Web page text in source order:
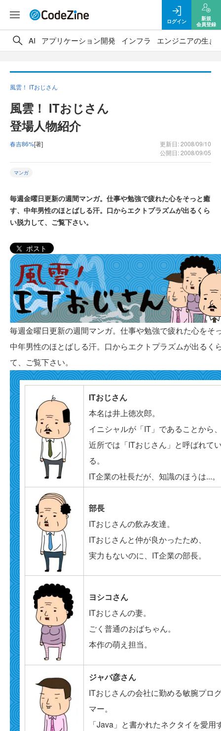
ログイン
新規
会員登録
AI アプリケーション開発 インフラ エンジニアの生き
風雲！ ITおじさん
風雲！ ITおじさん
登場人物紹介
春吉86%[著]
更新日: 2008/09/10
公開日: 2008/09/05
マンガ
毎週金曜日更新の週間マンガ。仕事や勉強で疲れた心をそっと癒
す、中年男性のほとばしる汗。口からエクトプラズムが出るくら
い脱力して、ご覧下さい。
ポスト
毎週金曜日更新の週間マンガ。仕事や勉強で疲れた心をそ
中年男性のほとばしる汗。口からエクトプラズムが出るく
て、ご覧下さい。
ITおじさん
本名は井上徳次郎。
イニシャルが「IT」であることから
近所では「ITおじさん」と呼ばれて
る。
IT企業の社長だが、知識のほうは...。
部長
ITおじさんの飲み友達。
ITおじさんと仲が良かったため、
実力もないのに、IT企業の部長。
ヨシコさん
ITおじさんの妻。
ごく普通のおばちゃん。
本作の萌え担当。
ジャバ彦さん
ITおじさんの会社に勤める敏腕プロ
マー。
「Java」と書かれたネクタイを愛用